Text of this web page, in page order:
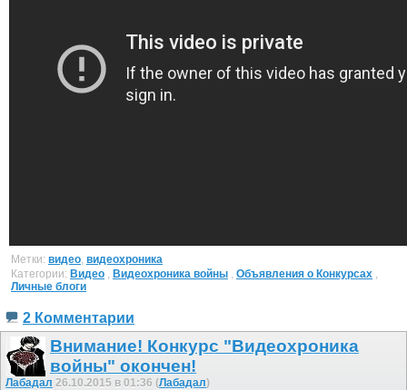
Метки: видео видеохроника
Категории: Видео Видеохроника войны Объявления о Конкурсах
Личные блоги
2 Комментарии
Внимание! Конкурс "Видеохроника
войны" окончен!
Лабадал 26.10.2015 в 01:36 (Лабадал)